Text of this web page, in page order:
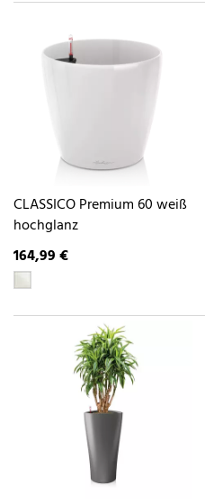
CLASSICO Premium 60 weiß
hochglanz
164,99 €